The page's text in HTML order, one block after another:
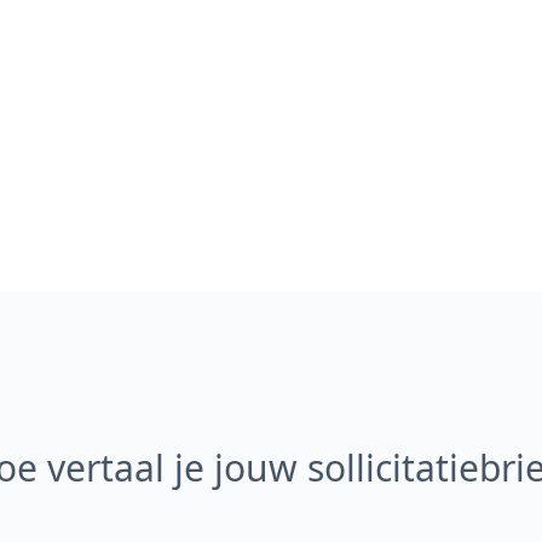
vertaal je jouw